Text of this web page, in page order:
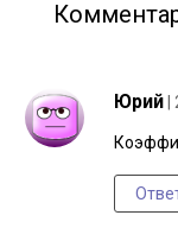
Юрий